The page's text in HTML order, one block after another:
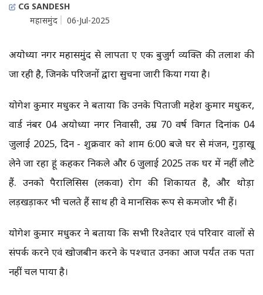
CG SANDESH
महासमुंद
06-Jul-2025
अयोध्या नगर महासमुंद से लापता हुए एक बुजुर्ग व्यक्ति की तलाश की
जा रही है, जिनके परिजनों द्वारा सुचना जारी किया गया है।
योगेश कुमार मधुकर ने बताया कि उनके पिताजी महेश कुमार मधुकर,
वार्ड नंबर 04 अयोध्या नगर निवासी, उम्र 70 वर्ष विगत दिनांक 04
जुलाई 2025, दिन - शुक्रवार को शाम 6:00 बजे घर से मंजन, गुड़ाखू
लेने जा रहा हूं कहकर निकले और 6 जुलाई 2025 तक घर में नहीं लौटे
हैं. उनको पैरालिसिस (लकवा) रोग की शिकायत है, और थोड़ा
लड़खड़ाकर भी चलते हैं साथ ही वे मानसिक रूप से कमजोर भी हैं।
योगेश कुमार मधुकर ने बताया कि सभी रिश्तेदार एवं परिवार वालों से
संपर्क करने एवं खोजबीन करने के पश्चात उनका आज पर्यंत तक पता
नहीं चल पाया है।